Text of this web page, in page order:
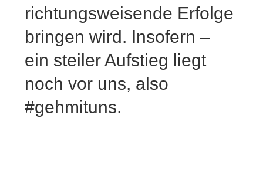
richtungsweisende Erfolge
bringen wird. Insofern –
ein steiler Aufstieg liegt
noch vor uns, also
#gehmituns.